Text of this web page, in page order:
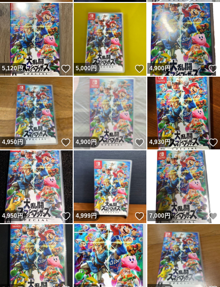
5,120円 いいね！
5,000円 いいね！
4,900円
4,950円 いいね！
4,900円 いいね！
4,930円
4,950円 いいね！
4,999円 いいね！
7,000円